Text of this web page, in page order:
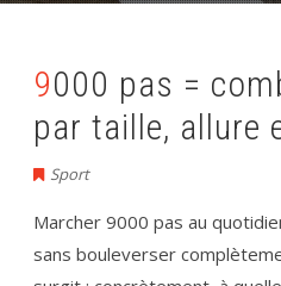
9000 pas = combien de kilomètres ? Tableau pratique
par taille, allure
Sport
Marcher 9000 pas au
sans bouleverser